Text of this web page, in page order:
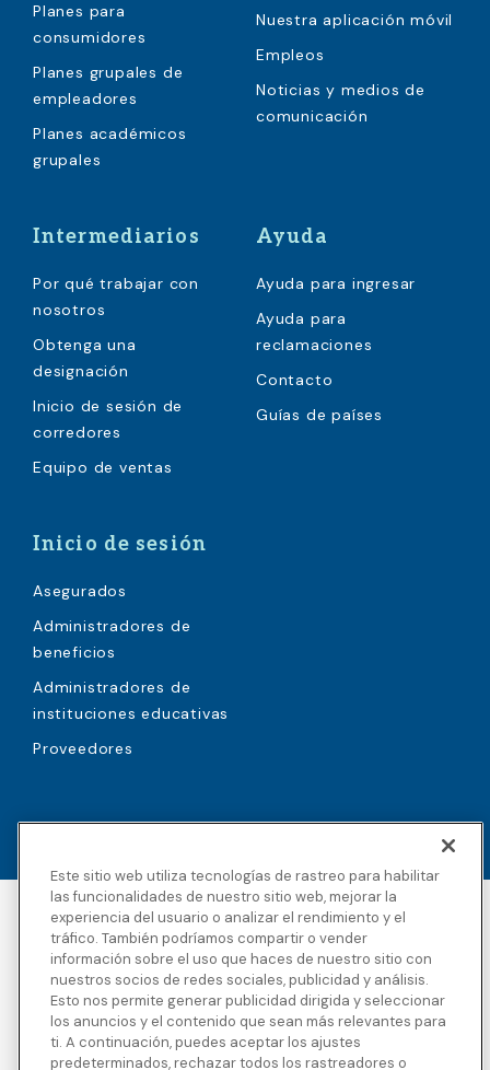
Planes para
consumidores
Planes grupales de
empleadores
Planes académicos
grupales
Nuestra aplicación móvil
Empleos
Noticias y medios de
comunicación
Intermediarios
Por qué trabajar con
nosotros
Obtenga una
designación
Inicio de sesión de
corredores
Equipo de ventas
Ayuda
Ayuda para ingresar
Ayuda para
reclamaciones
Contacto
Guías de países
Inicio de sesión
Asegurados
Administradores de
beneficios
Administradores de
instituciones educativas
Proveedores
Accesibilidad
Derechos de autor
Política de privacidad
Avisos legales
Términos y condiciones
Divulgaciones de
terceros
Transparencia en la
cobertura
Mapa del sitio
Este sitio web utiliza tecnologías de rastreo para habilitar
las funcionalidades de nuestro sitio web, mejorar la
experiencia del usuario o analizar el rendimiento y el
tráfico. También podríamos compartir o vender
información sobre el uso que haces de nuestro sitio con
nuestros socios de redes sociales, publicidad y análisis.
Esto nos permite generar publicidad dirigida y seleccionar
los anuncios y el contenido que sean más relevantes para
ti. A continuación, puedes aceptar los ajustes
predeterminados, rechazar todos los rastreadores o